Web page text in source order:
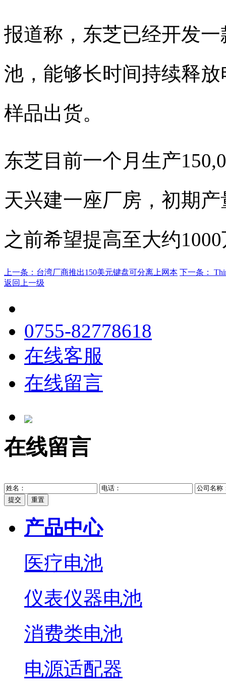
报道称，东芝已经开发
池，能够长时间持续释
样品出货。
东芝目前一个月生产
天兴建一座厂房，初期
之前希望提高至大约
上一条： 台湾厂商推出150美元键盘可分离上网本 下一条：
返回上一级
0755-82778618
在线客服
在线留言
在线留言
提交 重置
产品中心
医疗电池
仪表仪器电池
消费类电池
电源适配器